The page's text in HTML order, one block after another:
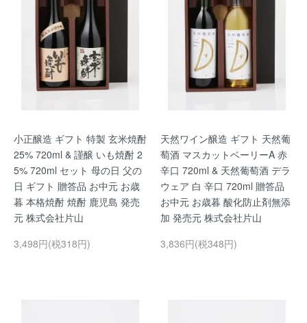
小正醸造 ギフト 特製 玄米焼酎
25% 720ml & 謹醸 いも焼酎 2
5% 720ml セット 母の日 父の
日 ギフト 贈答品 お中元 お歳
暮 本格焼酎 焼酎 鹿児島 発売
元 株式会社片山
3,498円(税318円)
天然ワイン醸造 ギフト 天然葡
萄酒 マスカットベーリーA 赤
辛口 720ml & 天然葡萄酒 デラ
ウェア 白 辛口 720ml 贈答品
お中元 お歳暮 酸化防止剤無添
加 発売元 株式会社片山
3,836円(税348円)